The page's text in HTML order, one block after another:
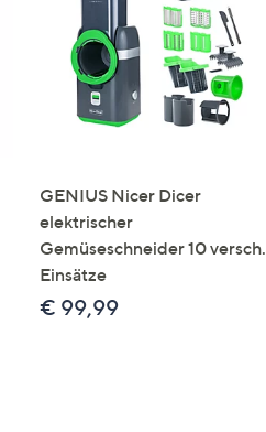
GENIUS Nicer Dicer
elektrischer
Gemüseschneider 10 versch.
Einsätze
€ 99,99